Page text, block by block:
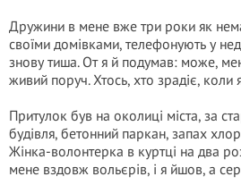
Дружини в мене вже три роки як
своїми домівками, телефонують у
знову тиша. От я й подумав: може,
живий поруч. Хтось, хто зрадіє,
Притулок був на околиці міста, за
будівля, бетонний паркан, запах
Жінка-волонтерка в куртці на два
мене вздовж вольєрів, і я йшов, а